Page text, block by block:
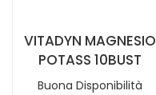
VITADYN MAGNESIO
POTASS 10BUST
Buona Disponibilità